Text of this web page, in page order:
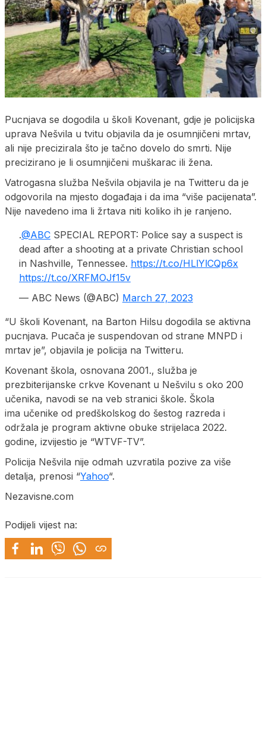
Pucnjava se dogodila u školi Kovenant, gdje je policijska
uprava Nešvila u tvitu objavila da je osumnjičeni mrtav,
ali nije precizirala što je tačno dovelo do smrti. Nije
precizirano je li osumnjičeni muškarac ili žena.
Vatrogasna služba Nešvila objavila je na Twitteru da je
odgovorila na mjesto događaja i da ima “više pacijenata”.
Nije navedeno ima li žrtava niti koliko ih je ranjeno.
.@ABC SPECIAL REPORT: Police say a suspect is
dead after a shooting at a private Christian school
in Nashville, Tennessee. https://t.co/HLlYlCQp6x
https://t.co/XRFMOJf15v
— ABC News (@ABC) March 27, 2023
“U školi Kovenant, na Barton Hilsu dogodila se aktivna
pucnjava. Pucača je suspendovan od strane MNPD i
mrtav je”, objavila je policija na Twitteru.
Kovenant škola, osnovana 2001., služba je
prezbiterijanske crkve Kovenant u Nešvilu s oko 200
učenika, navodi se na veb stranici škole. Škola
ima učenike od predškolskog do šestog razreda i
održala je program aktivne obuke strijelaca 2022.
godine, izvijestio je “WTVF-TV”.
Policija Nešvila nije odmah uzvratila pozive za više
detalja, prenosi “Yahoo“.
Nezavisne.com
Podijeli vijest na: